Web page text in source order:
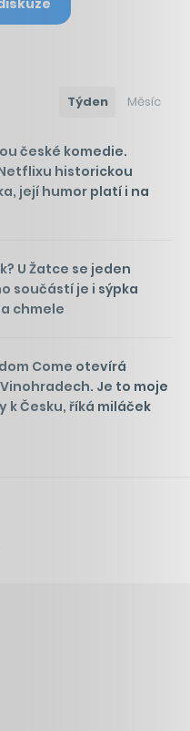
Týden Měsíc
české komedie.
historickou
její humor platí i na
U Žatce se jeden
součástí je i sýpka
chmele
Come otevírá
Je to moje
k Česku, říká miláček